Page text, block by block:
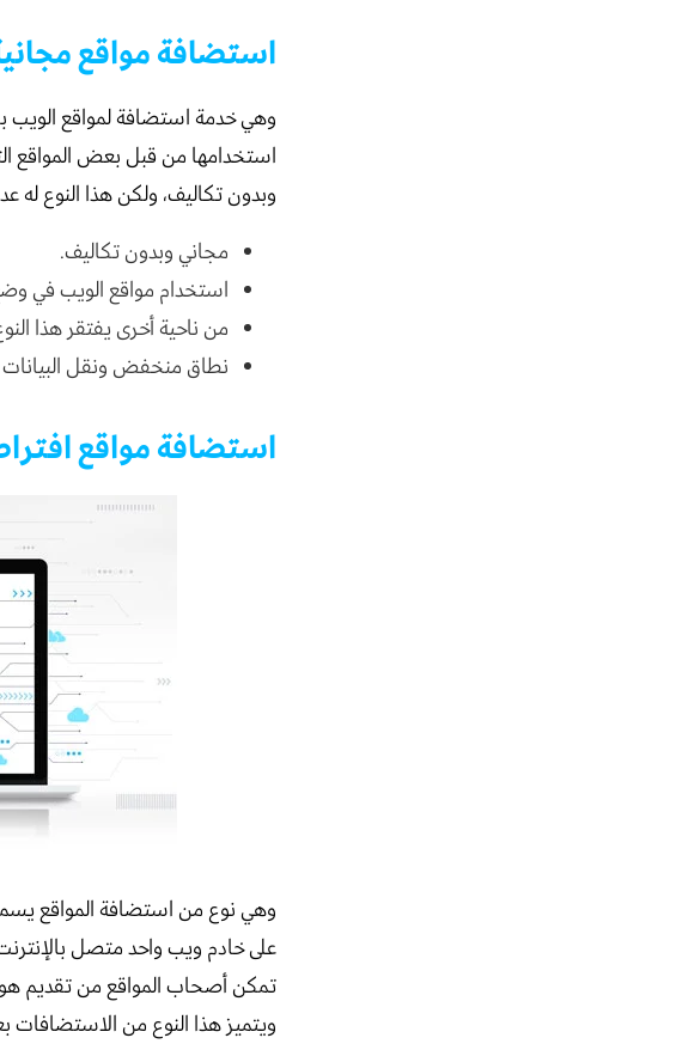
استضافة مواقع
وهي خدمة استضافة لمواقع الويب
استخدامها من قبل بعض
وبدون تكاليف، ولكن هذا النوع له
مجاني وبدون تكاليف.
استخدام مواقع الويب في
من ناحية أخرى يفتقر هذا
نطاق منخفض ونقل
استضافة مواقع
وهي نوع من استضافة المواقع
تمكن أصحاب المواقع من تقديم
ويتميز هذا النوع من الاستضافات